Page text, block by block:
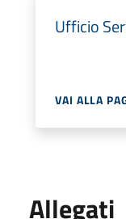
Ufficio
VAI ALLA
Allegati